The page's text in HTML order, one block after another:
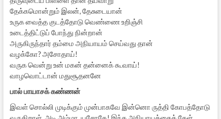
தேக்கமொன்றும் இலன், தேசுடையான்
உருக வைத்த குடத்தோடு வெண்ணை உறிஞ்சி
உடைத்திட்டுப் போந்து நின்றான்
அருகிருந்தார் தம்மை அநியாயம் செய்வது தான்
வழக்கோ? அசோதாய்!
வருக வென்று உன் மகன் தன்னைக் கூவாய்!
வாழவொட்டான் மதுசூதனனே
பால் பாயாசக் கண்ணன்
இவள் சொல்லி முடிக்கும் முன்பாகவே இன்னொ ருத்தி கோபத்தோடு